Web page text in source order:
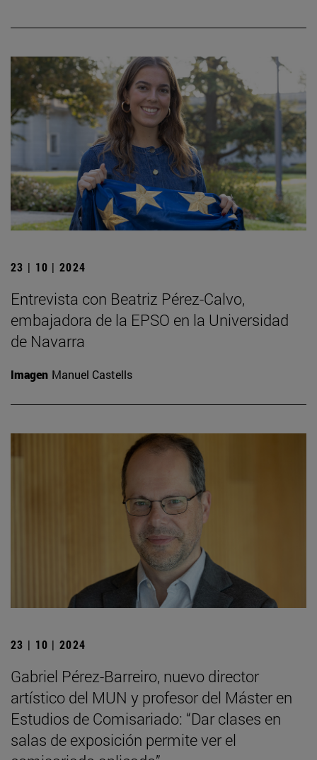
23 | 10 | 2024
Entrevista con Beatriz Pérez-Calvo,
embajadora de la EPSO en la Universidad
de Navarra
Imagen Manuel Castells
23 | 10 | 2024
Gabriel Pérez-Barreiro, nuevo director
artístico del MUN y profesor del Máster en
Estudios de Comisariado: “Dar clases en
salas de exposición permite ver el